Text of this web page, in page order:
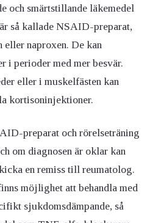
och smärtstillande läkemedel
så kallade NSAID-preparat,
naproxen. De kan
i perioder med mer besvär.
eller i muskelfästen kan
kortisoninjektioner.
preparat och rörelseträning
om diagnosen är oklar kan
en remiss till reumatolog.
möjlighet att behandla med
sjukdomsdämpande, så